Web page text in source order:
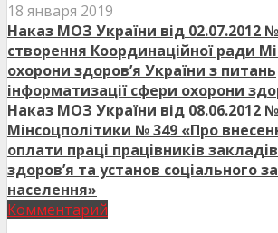
18 января 2019
Наказ МОЗ України від 02.07.2012
створення Координаційної ради
охорони здоров’я України з питань
інформатизації сфери охорони
Наказ МОЗ України від 08.06.2012
Мінсоцполітики № 349 «Про
оплати праці працівників
здоров’я та установ соціального
населення»
Комментарий